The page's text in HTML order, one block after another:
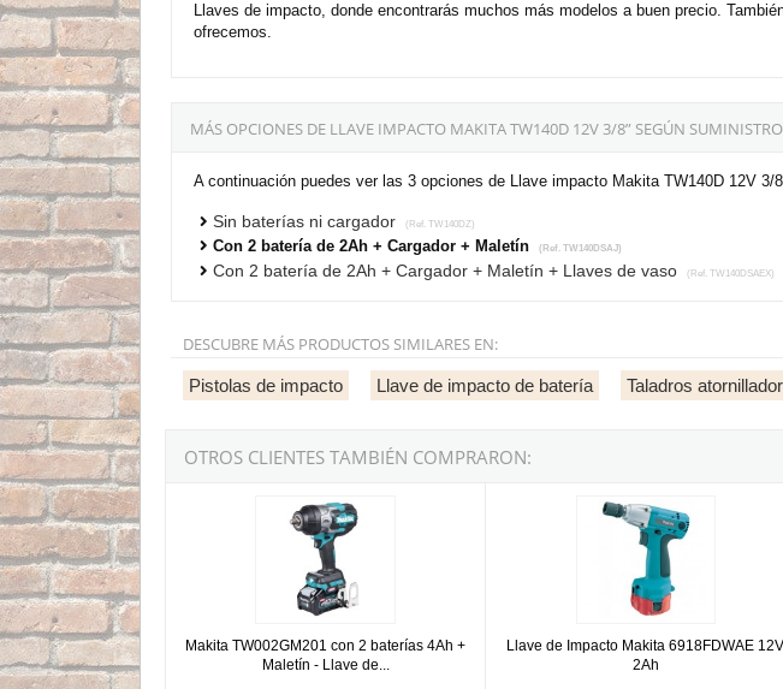
Llaves de impacto, donde encontrarás muchos más modelos a buen precio.
ofrecemos.
MÁS OPCIONES DE LLAVE IMPACTO MAKITA TW140D 12V 3/8” SEGÚN
A continuación puedes ver las 3 opciones de Llave impacto Makita TW140D 12V
Sin baterías ni cargador (Ref. TW140DZ)
Con 2 batería de 2Ah + Cargador + Maletín (Ref. TW140DSAJ)
Con 2 batería de 2Ah + Cargador + Maletín + Llaves de vaso (Ref. TW140DSAEX)
DESCUBRE MÁS PRODUCTOS SIMILARES EN:
Pistolas de impacto Llave de impacto de batería Taladros
OTROS CLIENTES TAMBIÉN COMPRARON:
Makita TW002GM201 con 2 baterías 4Ah +
Maletín - Llave de...
Makita TW002GM201 con 2 baterías 4Ah + Maletín - Llave de impacto BL
Llave de Impacto Makita 6918FDWAE 12V
2Ah
Llave de Impacto Makita